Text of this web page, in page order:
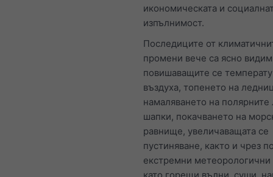
икономическата и
изпълнимост.
Последиците от
промени вече са ясно
повишаващите се
въздуха, топенето на
намаляването на полярните
шапки, покачването на
равнище, увеличаващата се
пустиняване, както и чрез
екстремни метеорологични